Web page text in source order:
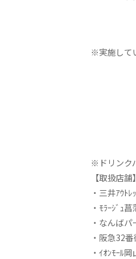
※実施して
※ドリンク
【取扱店舗】
・三井ｱｳﾄ
・ﾓﾗｰｼﾞｭ
・なんば
・阪急32
・ｲｵﾝﾓｰﾙ